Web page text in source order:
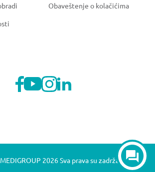
Obaveštenje o kolačićima
2026 Sva prava su zadržana.